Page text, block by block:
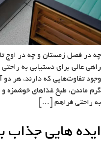
چه در فصل زمستان و چه در اوج
راهی عالی برای دستیابی به
وجود تفاوت‌هایی که دارند، هر
گرم ماندن، طبخ غذاهای خوشمزه و
به راحتی فراهم […]
ایده هایی جذاب